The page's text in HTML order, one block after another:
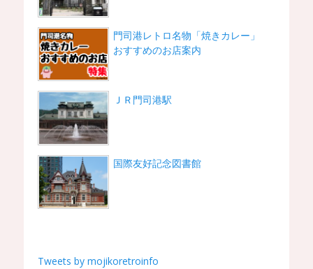
門司港レトロ名物「焼きカレー」
おすすめのお店案内
ＪＲ門司港駅
国際友好記念図書館
Tweets by mojikoretroinfo